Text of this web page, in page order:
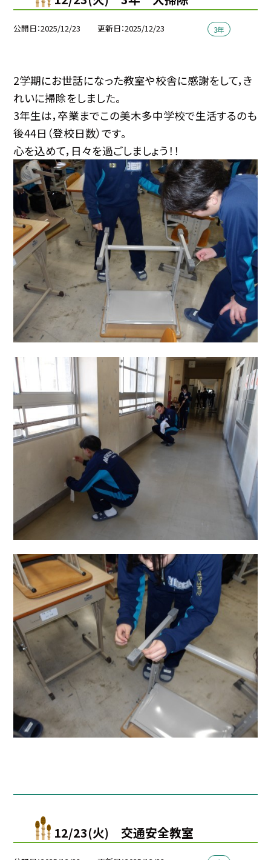
公開日 2025/12/23 更新日 2025/12/23 3年
2学期にお世話になった教室や校舎に感謝をして，き
れいに掃除をしました。
3年生は，卒業までこの美木多中学校で生活するのも
後44日（登校日数）です。
心を込めて，日々を過ごしましょう！！
12/23(火) 交通安全教室